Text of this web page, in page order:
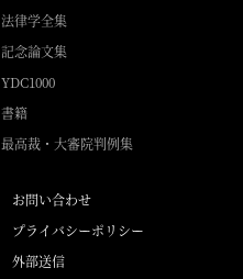
法律学全集
記念論文集
YDC1000
書籍
最高裁・大審院判例集
お問い合わせ
プライバシーポリシー
外部送信